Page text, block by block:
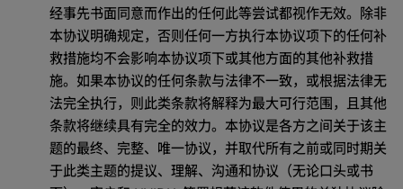
经事先书面同意而作出的任何此等尝试都视作无效。除非
本协议明确规定，否则任何一方执行本协议项下的任何补
救措施均不会影响本协议项下或其他方面的其他补救措
施。如果本协议的任何条款与法律不一致，或根据法律无
法完全执行，则此类条款将解释为最大可行范围，且其他
条款将继续具有完全的效力。本协议是各方之间关于该主
题的最终、完整、唯一协议，并取代所有之前或同时期关
于此类主题的提议、理解、沟通和协议（无论口头或书